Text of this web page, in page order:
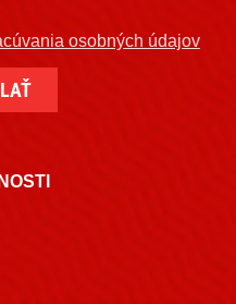
osobných údajov